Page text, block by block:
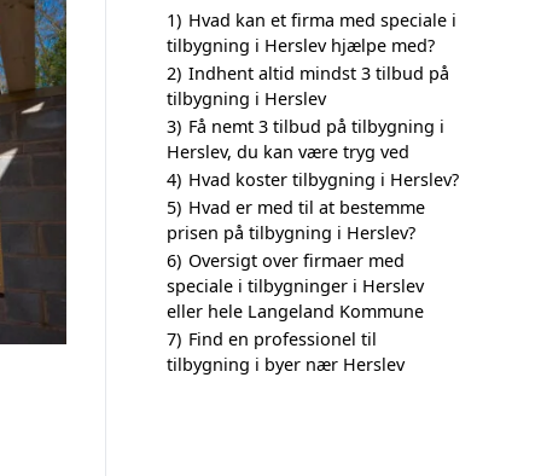
1) Hvad kan et firma med speciale i
tilbygning i Herslev hjælpe med?
2) Indhent altid mindst 3 tilbud på
tilbygning i Herslev
3) Få nemt 3 tilbud på tilbygning i
Herslev, du kan være tryg ved
4) Hvad koster tilbygning i Herslev?
5) Hvad er med til at bestemme
prisen på tilbygning i Herslev?
6) Oversigt over firmaer med
speciale i tilbygninger i Herslev
eller hele Langeland Kommune
7) Find en professionel til
tilbygning i byer nær Herslev